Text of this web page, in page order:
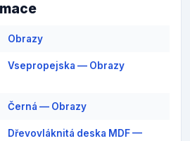
Obrazy
Vsepropejska — Obrazy
Černá — Obrazy
Dřevovláknitá deska MDF —